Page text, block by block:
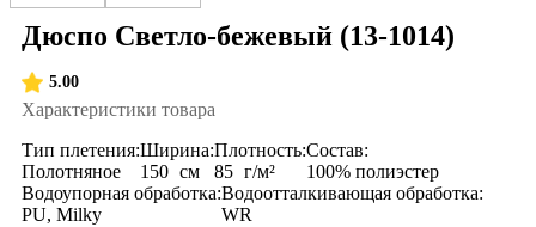
Дюспо Светло-бежевый (13-1014)
5.00
Характеристики товара
Тип плетения:
Полотняное
Ширина:
150 см
Плотность:
85 г/м²
Состав:
100% полиэстер
Водоупорная обработка:
PU, Milky
Водоотталкивающая обработка:
WR